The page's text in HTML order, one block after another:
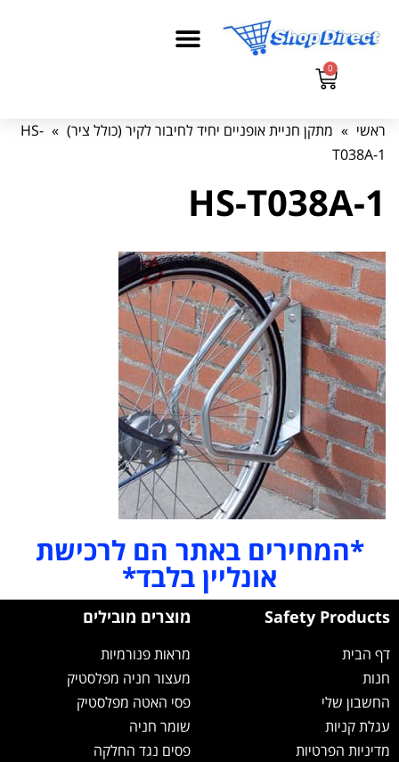
0
ראשי » מתקן חניית אופניים יחיד לחיבור לקיר (כולל ציר) »
HS-
T038A-1
HS-T038A-1
*המחירים באתר הם לרכישת
אונליין בלבד*
Safety Products
דף הבית
חנות
החשבון שלי
עגלת קניות
מדיניות הפרטיות
מוצרים מובילים
מראות פנורמיות
מעצור חניה מפלסטיק
פסי האטה מפלסטיק
שומר חניה
פסים נגד החלקה